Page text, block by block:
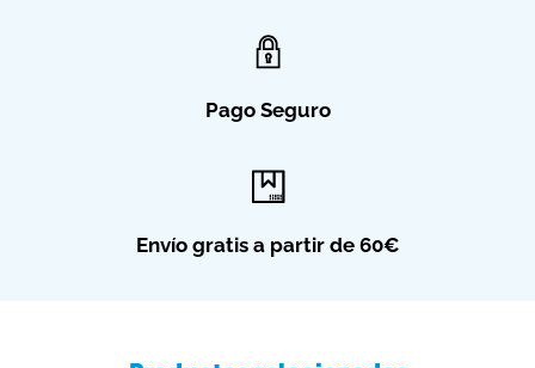
Pago Seguro
Envío gratis a partir de 60€